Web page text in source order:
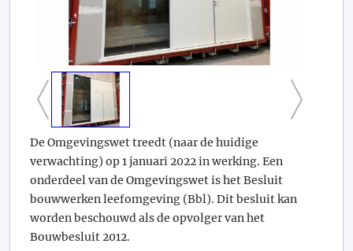
De Omgevingswet treedt (naar de huidige
verwachting) op 1 januari 2022 in werking. Een
onderdeel van de Omgevingswet is het Besluit
bouwwerken leefomgeving (Bbl). Dit besluit kan
worden beschouwd als de opvolger van het
Bouwbesluit 2012.